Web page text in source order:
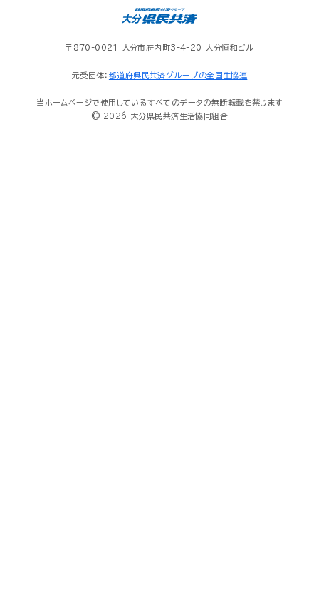
〒870-0021 大分市府内町3-4-20 大分恒和ビル
元受団体： 都道府県民共済グループの全国生協連
当ホームページで使用しているすべてのデータの無断転載を禁じます
© 2026 大分県民共済生活協同組合